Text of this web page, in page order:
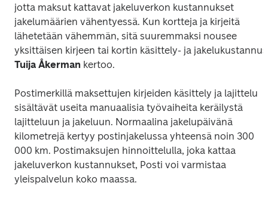
jotta maksut kattavat jakeluverkon kustannukset
jakelumäärien vähentyessä. Kun kortteja ja kirjeitä
lähetetään vähemmän, sitä suuremmaksi nousee
Tuija Åkerman
Postimerkillä maksettujen kirjeiden käsittely ja lajittelu
sisältävät useita manuaalisia työvaiheita keräilystä
lajitteluun ja jakeluun. Normaalina jakelupäivänä
kilometrejä kertyy postinjakelussa yhteensä noin 300
000 km. Postimaksujen hinnoittelulla, joka kattaa
jakeluverkon kustannukset, Posti voi varmistaa